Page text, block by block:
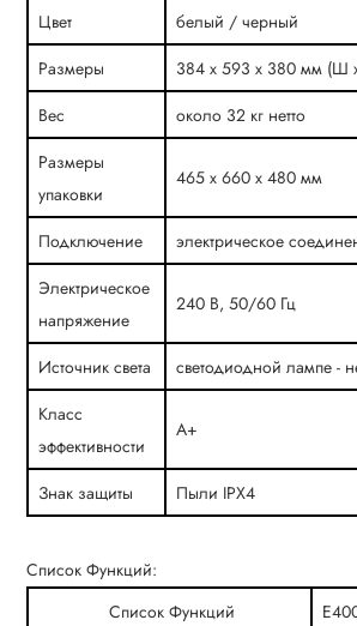
Цвет
белый / черный
Размеры
384 х 593 х 380 мм (Ш
Вес
около 32 кг нетто
Размеры
упаковки
465 х 660 х 480 мм
Подключение
электрическое
Электрическое
напряжение
240 В, 50/60 Гц
Источник света
светодиодной лампе -
Класс
эффективности
А+
Знак защиты Пыли IPX4
Список Функций:
Список Функций